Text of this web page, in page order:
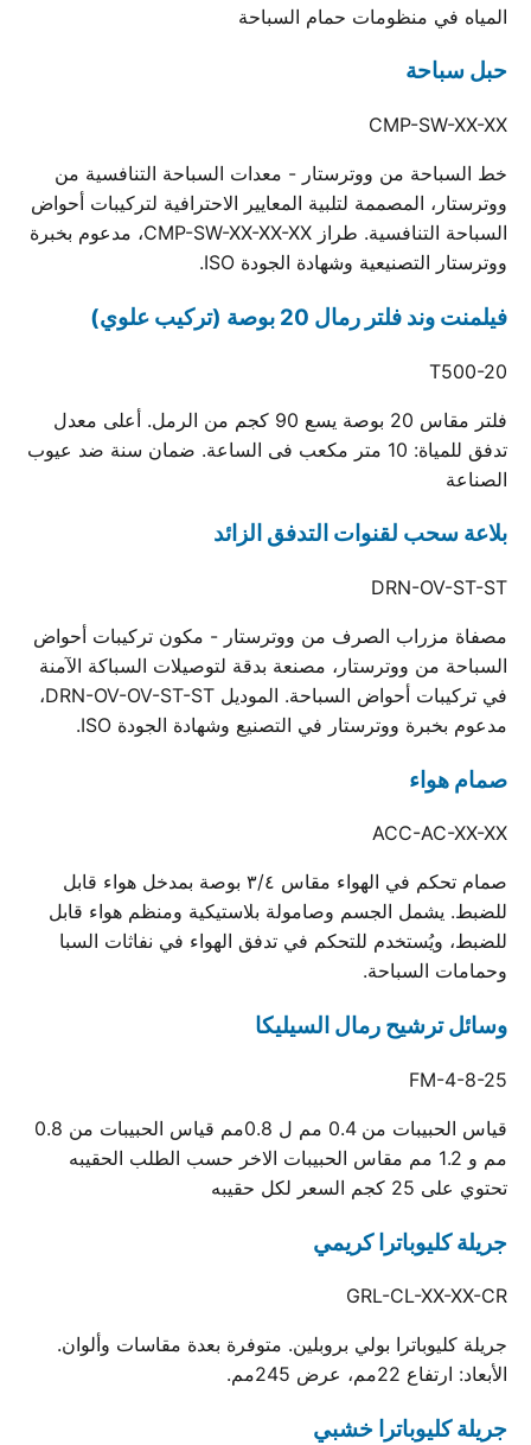
المياه في منظومات حمام السباحة
حبل سباحة
CMP-SW-XX-XX
خط السباحة من ووترستار - معدات السباحة التنافسية من
ووترستار، المصممة لتلبية المعايير الاحترافية لتركيبات أحواض
السباحة التنافسية. طراز CMP-SW-XX-XX-XX، مدعوم بخبرة
ووترستار التصنيعية وشهادة الجودة ISO.
فيلمنت وند فلتر رمال 20 بوصة (تركيب علوي)
T500-20
فلتر مقاس 20 بوصة يسع 90 كجم من الرمل. أعلى معدل
تدفق للمياة: 10 متر مكعب فى الساعة. ضمان سنة ضد عيوب
الصناعة
بلاعة سحب لقنوات التدفق الزائد
DRN-OV-ST-ST
مصفاة مزراب الصرف من ووترستار - مكون تركيبات أحواض
السباحة من ووترستار، مصنعة بدقة لتوصيلات السباكة الآمنة
في تركيبات أحواض السباحة. الموديل DRN-OV-OV-ST-ST،
مدعوم بخبرة ووترستار في التصنيع وشهادة الجودة ISO.
صمام هواء
ACC-AC-XX-XX
صمام تحكم في الهواء مقاس ٣/٤ بوصة بمدخل هواء قابل
للضبط. يشمل الجسم وصامولة بلاستيكية ومنظم هواء قابل
للضبط، ويُستخدم للتحكم في تدفق الهواء في نفاثات السبا
وحمامات السباحة.
وسائل ترشيح رمال السيليكا
FM-4-8-25
قياس الحبيبات من 0.4 مم ل 0.8مم قياس الحبيبات من 0.8
مم و 1.2 مم مقاس الحبيبات الاخر حسب الطلب الحقيبه
تحتوي على 25 كجم السعر لكل حقيبه
جريلة كليوباترا كريمي
GRL-CL-XX-XX-CR
جريلة كليوباترا بولي بروبلين. متوفرة بعدة مقاسات وألوان.
الأبعاد: ارتفاع 22مم، عرض 245مم.
جريلة كليوباترا خشبي